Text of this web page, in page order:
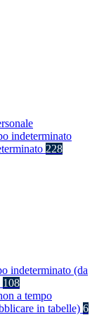
indeterminato
228
indeterminato (da
108
a tempo
in tabelle) 6